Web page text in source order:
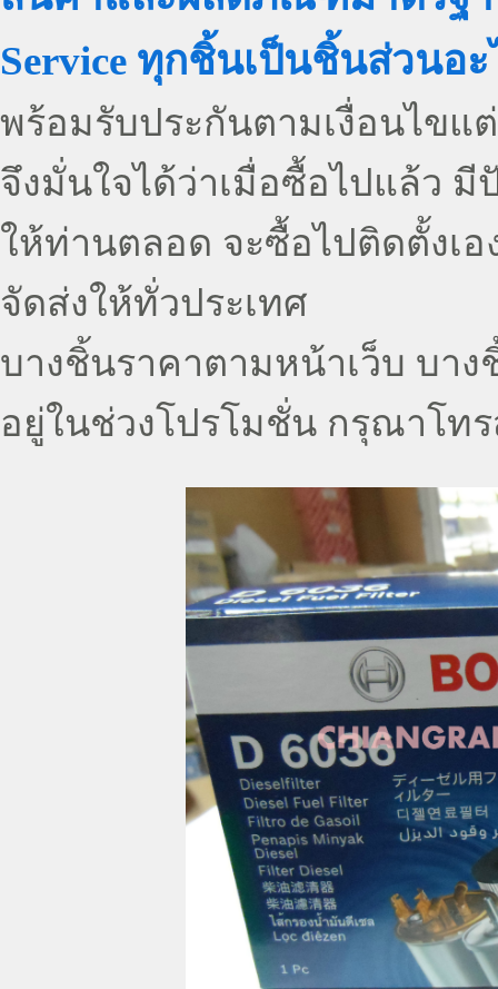
Service ทุกชิ้นเป็นชิ้นส่วนอ
พร้อมรับประกันตามเงื่อนไขแ
จึงมั่นใจได้ว่าเมื่อซื้อไปแล้ว
ให้ท่านตลอด จะซื้อไปติดตั้งเ
จัดส่งให้ทั่วประเทศ
บางชิ้นราคาตามหน้าเว็บ บา
อยู่ในช่วงโปรโมชั่น กรุณาโท